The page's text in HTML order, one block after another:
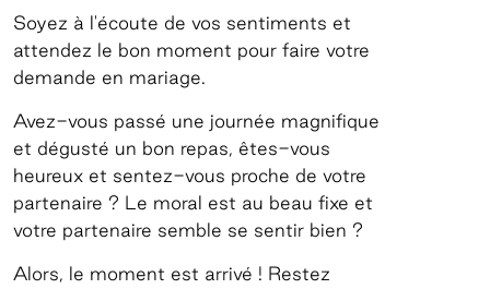
Soyez à l'écoute de vos sentiments et
attendez le bon moment pour faire votre
demande en mariage.
Avez-vous passé une journée magnifique
et dégusté un bon repas, êtes-vous
heureux et sentez-vous proche de votre
partenaire ? Le moral est au beau fixe et
votre partenaire semble se sentir bien ?
Alors, le moment est arrivé ! Restez